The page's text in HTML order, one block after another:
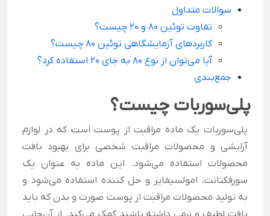
سوالات متداول
تفاوت توئین 80 و 20 چیست؟
کاربردهای آزمایشگاهی توئین 80 چیست؟
آیا می‌توان از نوع 80 به جای 20 استفاده کرد؟
جمع‌بندی
پلی‌سوربات چیست؟
پلی‌سوربات یک ماده مراقبت از پوست است که در لوازم
آرایشی و محصولات مراقبت شخصی برای بهبود بافت
محصولات استفاده می‌شود. این ماده به عنوان یک
سورفکتانت، امولسیفایر و حل کننده استفاده می‌شود و
به تولید محصولات مراقبت از پوست صورت و بدن که باید